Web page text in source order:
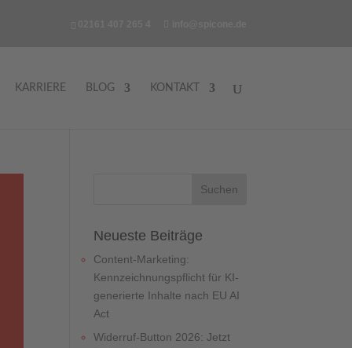
KARRIERE BLOG KONTAKT
Neueste Beiträge
Content-Marketing:
Kennzeichnungspflicht für KI-
generierte Inhalte nach EU AI
Act
Widerruf-Button 2026: Jetzt